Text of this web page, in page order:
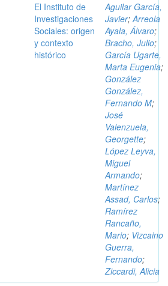
El Instituto de
Investigaciones
Sociales: origen
y contexto
histórico
Aguilar García,
Javier;Arreola
Ayala, Álvaro;
Bracho, Julio;
García Ugarte,
Marta Eugenia;
González
González,
Fernando M;
José
Valenzuela,
Georgette;
López Leyva,
Miguel
Armando;
Martínez
Assad, Carlos;
Ramírez
Rancaño,
Mario; Vizcaino
Guerra,
Fernando;
Ziccardi, Alicia